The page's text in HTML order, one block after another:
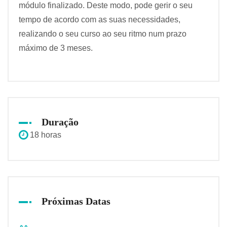
módulo finalizado. Deste modo, pode gerir o seu
tempo de acordo com as suas necessidades,
realizando o seu curso ao seu ritmo num prazo
máximo de 3 meses.
Duração
18 horas
Próximas Datas